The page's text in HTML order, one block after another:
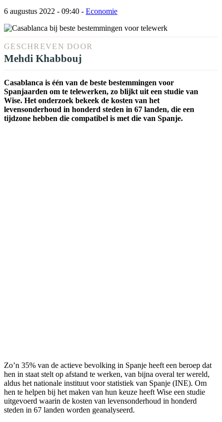
6 augustus 2022 - 09:40 - Economie
GESCHREVEN DOOR
Mehdi Khabbouj
Casablanca is één van de beste bestemmingen voor
Spanjaarden om te telewerken, zo blijkt uit een studie van
Wise. Het onderzoek bekeek de kosten van het
levensonderhoud in honderd steden in 67 landen, die een
tijdzone hebben die compatibel is met die van Spanje.
Zo’n 35% van de actieve bevolking in Spanje heeft een beroep dat
hen in staat stelt op afstand te werken, van bijna overal ter wereld,
aldus het nationale instituut voor statistiek van Spanje (INE). Om
hen te helpen bij het maken van hun keuze heeft Wise een studie
uitgevoerd waarin de kosten van levensonderhoud in honderd
steden in 67 landen worden geanalyseerd.